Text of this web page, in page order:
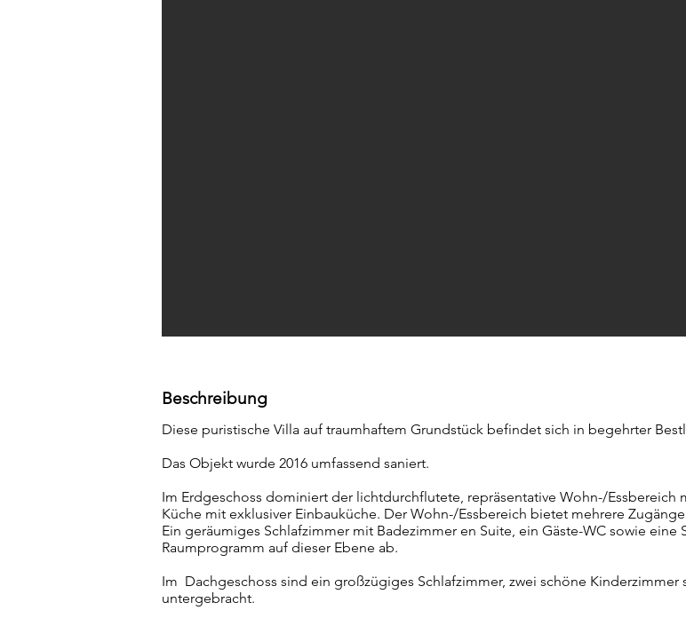
Beschreibung
Diese puristische Villa auf traumhaftem Grundstück befindet sich in begehrter
Das Objekt wurde 2016 umfassend saniert.
Im Erdgeschoss dominiert der lichtdurchflutete, repräsentative Wohn-/
Küche mit exklusiver Einbauküche. Der Wohn-/Essbereich bietet mehrere
Ein geräumiges Schlafzimmer mit Badezimmer en Suite, ein Gäste-WC sowie
Raumprogramm auf dieser Ebene ab.
Im Dachgeschoss sind ein großzügiges Schlafzimmer, zwei schöne
untergebracht.